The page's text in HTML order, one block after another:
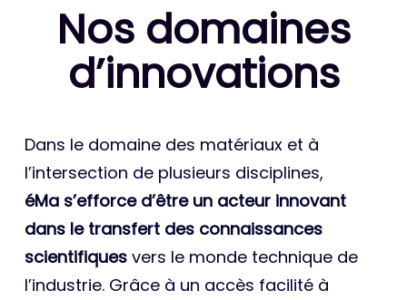
Nos domaines
d’innovations
Dans le domaine des matériaux et à
l’intersection de plusieurs disciplines,
éMa s’efforce d’être un acteur innovant
dans le transfert des connaissances
scientifiques vers le monde technique de
l’industrie. Grâce à un accès facilité à